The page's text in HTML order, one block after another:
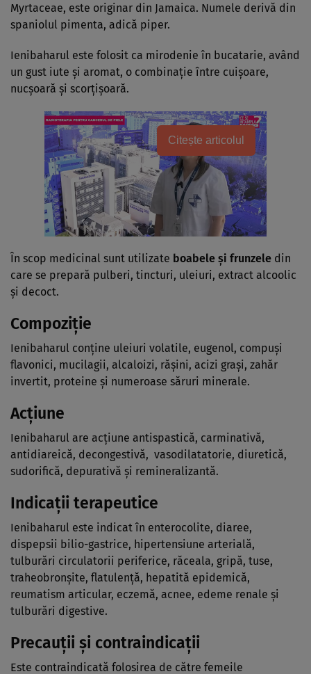
Myrtaceae, este originar din Jamaica. Numele derivă din
spaniolul pimenta, adică piper.
Ienibaharul este folosit ca mirodenie în bucatarie, având
un gust iute şi aromat, o combinaţie între cuişoare,
nucşoară şi scorţişoară.
Citește articolul
În scop medicinal sunt utilizate boabele şi frunzele din
care se prepară pulberi, tincturi, uleiuri, extract alcoolic
şi decoct.
Compoziţie
Ienibaharul conţine uleiuri volatile, eugenol, compuşi
flavonici, mucilagii, alcaloizi, răşini, acizi graşi, zahăr
invertit, proteine şi numeroase săruri minerale.
Acţiune
Ienibaharul are acţiune antispastică, carminativă,
antidiareică, decongestivă, vasodilatatorie, diuretică,
sudorifică, depurativă şi remineralizantă.
Indicaţii terapeutice
Ienibaharul este indicat în enterocolite, diaree,
dispepsii bilio-gastrice, hipertensiune arterială,
tulburări circulatorii periferice, răceala, gripă, tuse,
traheobronşite, flatulenţă, hepatită epidemică,
reumatism articular, eczemă, acnee, edeme renale şi
tulburări digestive.
Precauţii şi contraindicaţii
Este contraindicată folosirea de către femeile